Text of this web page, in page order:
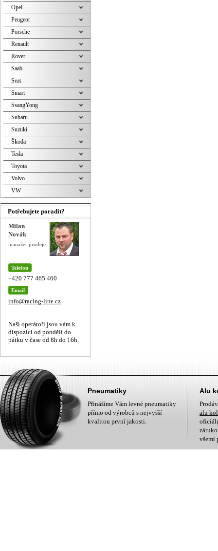
Opel
Peugeot
Porsche
Renault
Rover
Saab
Seat
Smart
SsangYong
Subaru
Suzuki
Škoda
Tesla
Toyota
Volvo
VW
Potřebujete poradit?
Milan
Novák
manažer prodeje
Telefon
+420 777 465 460
Email
info@racing-line.cz
Naši operátoři jsou vám k
dispozici od pondělí do
pátku v čase od 8h do 16h.
Pneumatiky
Přínášíme Vám levné pneumatiky
přímo od výrobců s nejvyšší
kvalitou první jakosti.
Alu
alu
všemi